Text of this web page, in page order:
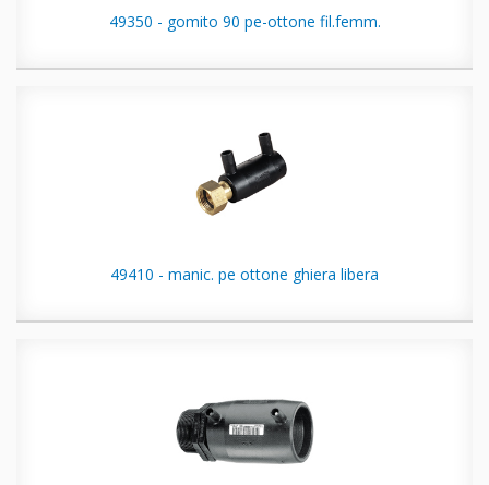
49350 - gomito 90 pe-ottone fil.femm.
49410 - manic. pe ottone ghiera libera